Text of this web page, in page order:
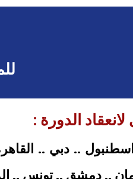
الدورة :
اسطنبول .. دبي ..
.. دمشق .. تونس ..